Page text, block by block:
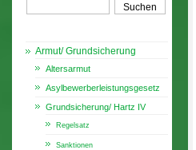
Armut/ Grundsicherung
Altersarmut
Asylbewerberleistungsgesetz
Grundsicherung/ Hartz IV
Regelsatz
Sanktionen